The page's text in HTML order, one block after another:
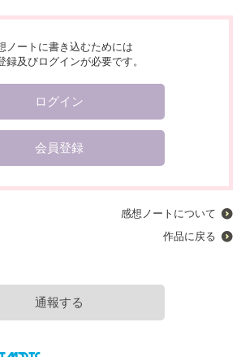
ノートに書き込むためには
録及びログインが必要です。
ログイン
会員登録
感想ノートについて
作品に戻る
通報する